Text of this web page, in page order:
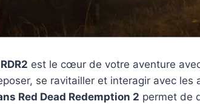
est le cœur de votre aventure
se ravitailler et interagir avec les
Red Dead Redemption 2 permet de